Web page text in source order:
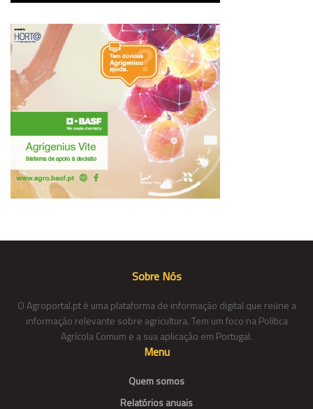
Sobre Nós
O Agroportal.pt é uma plataforma de informação digital que reúne a
informação relevante sobre agricultura. Tem um foco na Política
Agrícola Comum e a sua aplicação em Portugal.
Menu
Quem somos
Relatórios anuais